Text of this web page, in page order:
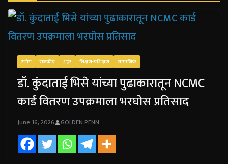
उद्योग राजकीय शहर शिक्षण-प्रशिक्षण सामाजिक
डॉ. कुंदाताई भिसे यांच्या पुढाकारातून NCMC
कार्ड वितरण उपक्रमाला भरघोस प्रतिसाद
June 16, 2026 GOLDEN PENN